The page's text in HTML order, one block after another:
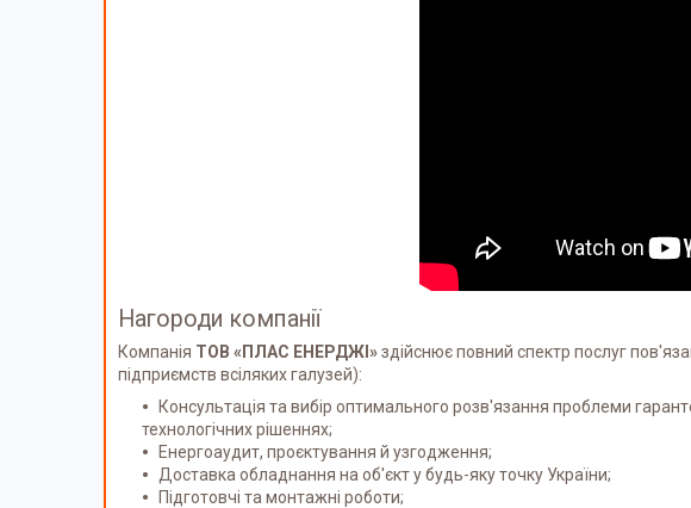
Нагороди компанії
Компанія ТОВ «ПЛАС ЕНЕРДЖІ»здійснює повний спектр послуг
підприємств всіляких галузей):
Консультація та вибір оптимального розв'язання проблеми
технологічних рішеннях;
Енергоаудит, проєктування й узгодження;
Доставка обладнання на об'єкт у будь-яку точку України;
Підготовчі та монтажні роботи;